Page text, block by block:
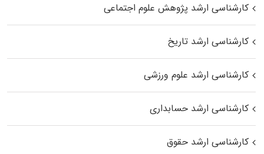
کارشناسی ارشد پژوهش علوم اجتماعی
کارشناسی ارشد تاریخ
کارشناسی ارشد علوم ورزشی
کارشناسی ارشد حسابداری
کارشناسی ارشد حقوق